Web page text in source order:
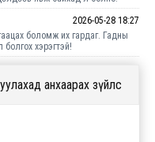
2026-05-28 18:27
боломж их гардаг. Гадны
хэрэгтэй!
анхаарах зүйлс